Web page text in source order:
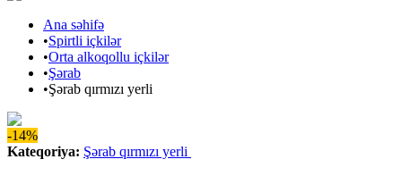
Ana səhifə
•Spirtli içkilər
•Orta alkoqollu içkilər
•Şərab
•Şərab qırmızı yerli
-14%
Kateqoriya: Şərab qırmızı yerli